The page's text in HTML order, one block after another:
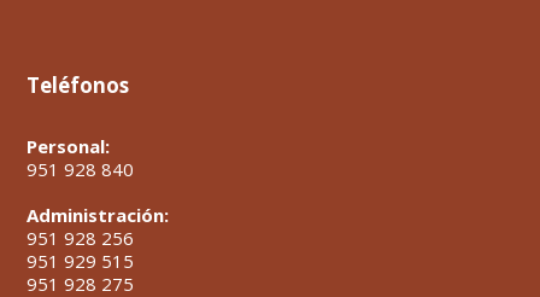
Teléfonos
Personal:
951 928 840
Administración:
951 928 256
951 929 515
951 928 275